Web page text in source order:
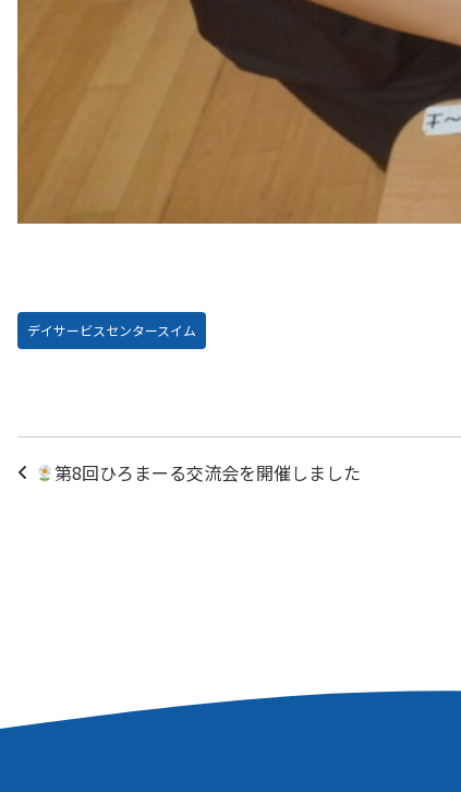
デイサービスセンタースイム
投
ー
第8回ひろまーる交流会を開催しました